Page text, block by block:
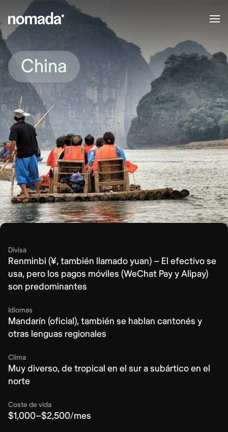
Saltar al contenido
China
Divisa
Renminbi (¥, también llamado yuan) – El efectivo se
usa, pero los pagos móviles (WeChat Pay y Alipay)
son predominantes
Idiomas
Mandarín (oficial), también se hablan cantonés y
otras lenguas regionales
Clima
Muy diverso, de tropical en el sur a subártico en el
norte
Coste de vida
$1,000–$2,500/mes